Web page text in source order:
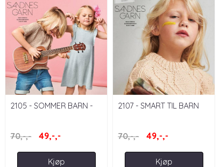
2105 - SOMMER BARN -
70,-,-
49,-,-
Kjøp
2107 - SMART TIL BARN
70,-,- 49,-,-
Kjøp